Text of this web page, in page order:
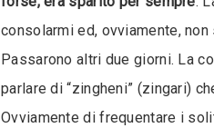
consolarmi ed, ovviamente,
Passarono altri due giorni. La
parlare di “zingheni” (zingari)
Ovviamente di frequentare i